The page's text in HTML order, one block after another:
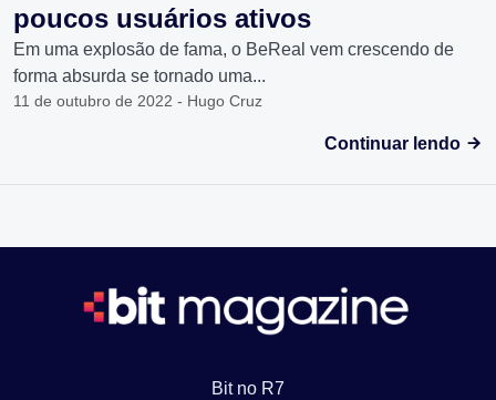
poucos usuários ativos
Em uma explosão de fama, o BeReal vem crescendo de
forma absurda se tornado uma...
11 de outubro de 2022 - Hugo Cruz
Continuar lendo
Bit no R7